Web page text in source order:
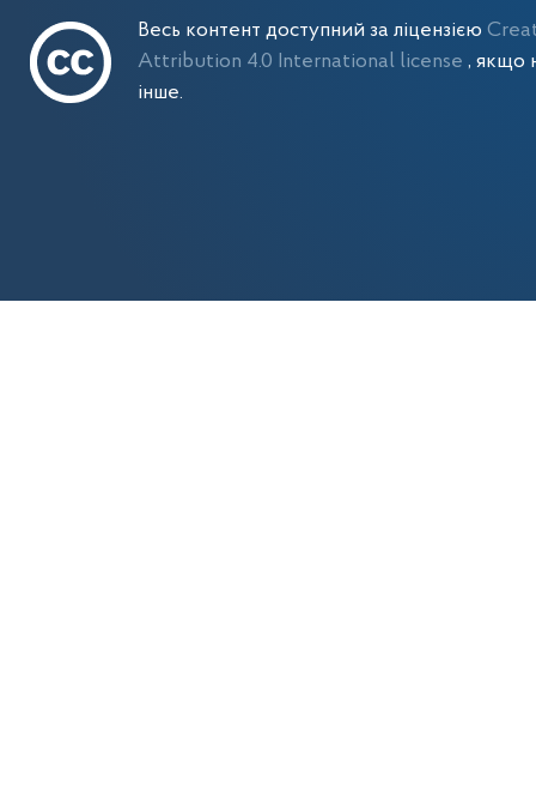
Весь контент доступний за ліцензією
Attribution 4.0 International license , якщо
інше.